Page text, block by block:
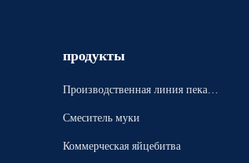
продукты
Производственная линия пекарн
Смеситель муки
Коммерческая яйцебитва